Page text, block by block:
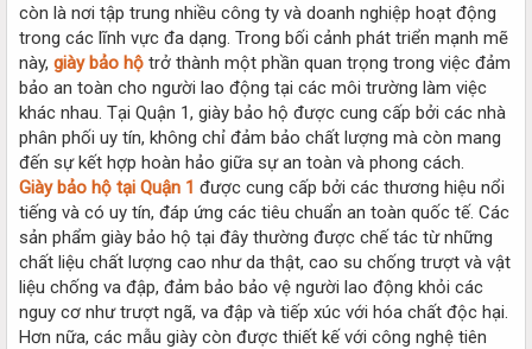
e
r
còn là nơi tập trung nhiều công ty và doanh nghiệp hoạt động
trong các lĩnh vực đa dạng. Trong bối cảnh phát triển mạnh mẽ
này, giày bảo hộ trở thành một phần quan trọng trong việc đảm
bảo an toàn cho người lao động tại các môi trường làm việc
khác nhau. Tại Quận 1, giày bảo hộ được cung cấp bởi các nhà
phân phối uy tín, không chỉ đảm bảo chất lượng mà còn mang
đến sự kết hợp hoàn hảo giữa sự an toàn và phong cách.
Giày bảo hộ tại Quận 1 được cung cấp bởi các thương hiệu nổi
tiếng và có uy tín, đáp ứng các tiêu chuẩn an toàn quốc tế. Các
sản phẩm giày bảo hộ tại đây thường được chế tác từ những
chất liệu chất lượng cao như da thật, cao su chống trượt và vật
liệu chống va đập, đảm bảo bảo vệ người lao động khỏi các
nguy cơ như trượt ngã, va đập và tiếp xúc với hóa chất độc hại.
Hơn nữa, các mẫu giày còn được thiết kế với công nghệ tiên